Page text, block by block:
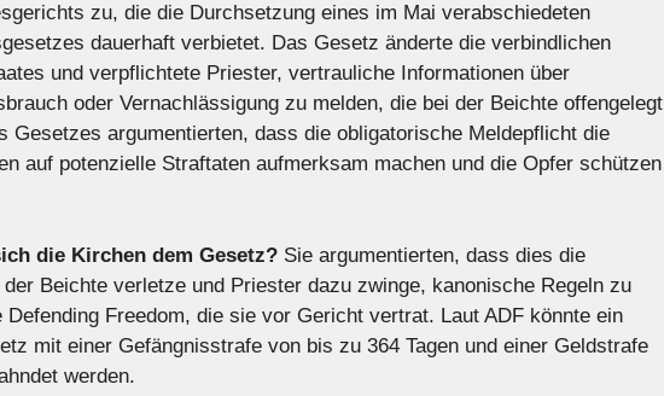
zu, die die Durchsetzung eines im Mai verabschiedeten
dauerhaft verbietet. Das Gesetz änderte die verbindlichen
und verpflichtete Priester, vertrauliche Informationen über
oder Vernachlässigung zu melden, die bei der Beichte offengelegt
Gesetzes argumentierten, dass die obligatorische Meldepflicht die
auf potenzielle Straftaten aufmerksam machen und die Opfer schützen
die Kirchen dem Gesetz? Sie argumentierten, dass dies die
Beichte verletze und Priester dazu zwinge, kanonische Regeln zu
Defending Freedom, die sie vor Gericht vertrat. Laut ADF könnte ein
mit einer Gefängnisstrafe von bis zu 364 Tagen und einer Geldstrafe
werden.